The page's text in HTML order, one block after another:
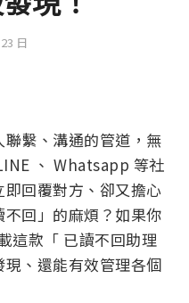
日
繫、溝通的管道，無
、 Whatsapp 等社
回覆對方、卻又擔心
回」的麻煩？如果你
這款「 已讀不回助理
、還能有效管理各個